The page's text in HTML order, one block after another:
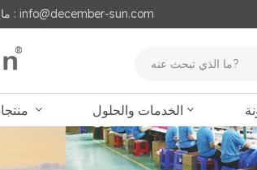
مايل لنا : info@december-sun.com
الخدمات والحلول